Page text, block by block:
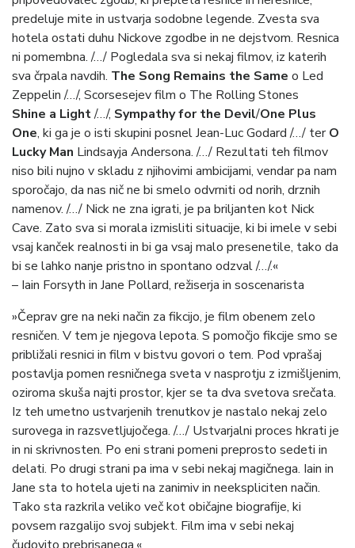
predeluje mite in ustvarja sodobne legende. Zvesta sva
hotela ostati duhu Nickove zgodbe in ne dejstvom. Resnica
ni pomembna. /…/ Pogledala sva si nekaj filmov, iz katerih
sva črpala navdih. The Song Remains the Same o Led
Zeppelin /…/, Scorsesejev film o The Rolling Stones
Shine a Light/…/, Sympathy for the Devil/One Plus
One, ki ga je o isti skupini posnel Jean-Luc Godard /…/ terO
Lucky Man Lindsayja Andersona. /…/ Rezultati teh filmov
niso bili nujno v skladu z njihovimi ambicijami, vendar pa nam
sporočajo, da nas nič ne bi smelo odvrniti od norih, drznih
namenov. /…/ Nick ne zna igrati, je pa briljanten kot Nick
Cave. Zato sva si morala izmisliti situacije, ki bi imele v sebi
vsaj kanček realnosti in bi ga vsaj malo presenetile, tako da
bi se lahko nanje pristno in spontano odzval /…/.«
– Iain Forsyth in Jane Pollard, režiserja in soscenarista
»Čeprav gre na neki način za fikcijo, je film obenem zelo
resničen. V tem je njegova lepota. S pomočjo fikcije smo se
približali resnici in film v bistvu govori o tem. Pod vprašaj
postavlja pomen resničnega sveta v nasprotju z izmišljenim,
oziroma skuša najti prostor, kjer se ta dva svetova srečata.
Iz teh umetno ustvarjenih trenutkov je nastalo nekaj zelo
surovega in razsvetljujočega. /…/ Ustvarjalni proces hkrati je
in ni skrivnosten. Po eni strani pomeni preprosto sedeti in
delati. Po drugi strani pa ima v sebi nekaj magičnega. Iain in
Jane sta to hotela ujeti na zanimiv in neekspliciten način.
Tako sta razkrila veliko več kot običajne biografije, ki
povsem razgalijo svoj subjekt. Film ima v sebi nekaj